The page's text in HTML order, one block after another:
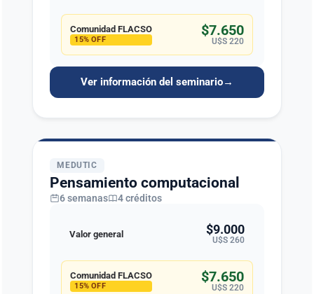
Comunidad FLACSO
15% OFF
$7.650
U$S 220
Ver información del seminario→
MEDUTIC
Pensamiento computacional
6 semanas 4 créditos
Valor general $9.000
U$S 260
Comunidad FLACSO
15% OFF
$7.650
U$S 220